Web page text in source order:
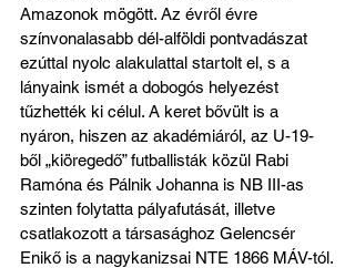
Amazonok mögött. Az évről évre
színvonalasabb dél-alföldi pontvadászat
ezúttal nyolc alakulattal startolt el, s a
lányaink ismét a dobogós helyezést
tűzhették ki célul. A keret bővült is a
nyáron, hiszen az akadémiáról, az U-19-
ből „kiöregedő” futballisták közül Rabi
Ramóna és Pálnik Johanna is NB III-as
szinten folytatta pályafutását, illetve
csatlakozott a társasághoz Gelencsér
Enikő is a nagykanizsai NTE 1866 MÁV-tól.